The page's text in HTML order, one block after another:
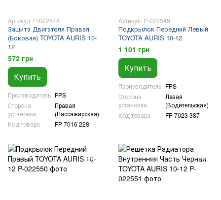
Артикул: P-022548
Защита Двигателя Правая
(Боковaя) TOYOTA AURIS 10-
12
572 грн
Купить
Производитель FPS
Сторона
установки
Правая
(Пассажирская)
Код товара
FP 7016 228
Артикул: P-022549
Подкрылок Передний Левый
TOYOTA AURIS 10-12
1 101 грн
Купить
Производитель FPS
Сторона
установки
Левая
(Водительская)
Код товара
FP 7023 387